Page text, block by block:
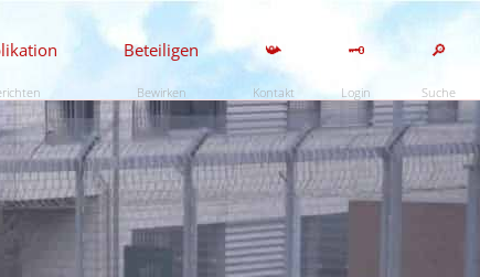
Beteiligen
Bewirken
📯
Kontakt
🗝️
Login
🔎
Suche